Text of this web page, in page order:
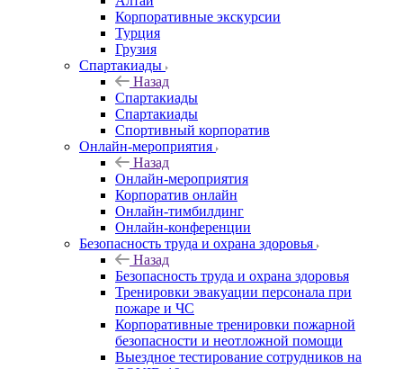
Корпоративные экскурсии
Турция
Грузия
Спартакиады
Назад
Спартакиады
Спартакиады
Спортивный корпоратив
Онлайн-мероприятия
Назад
Онлайн-мероприятия
Корпоратив онлайн
Онлайн-тимбилдинг
Онлайн-конференции
Безопасность труда и охрана здоровья
Назад
Безопасность труда и охрана здоровья
Тренировки эвакуации персонала при
пожаре и ЧС
Корпоративные тренировки пожарной
безопасности и неотложной помощи
Выездное тестирование сотрудников на